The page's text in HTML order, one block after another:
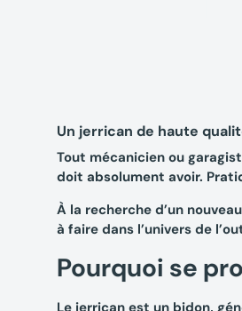
Un jerrican de haute
Tout mécanicien ou
doit absolument avoir.
À la recherche d’un
à faire dans l’univers de
Pourquoi se
Le jerrican est un bidon,